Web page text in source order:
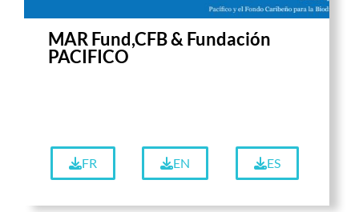
MAR Fund,CFB & Fundación
PACIFICO
FR EN ES